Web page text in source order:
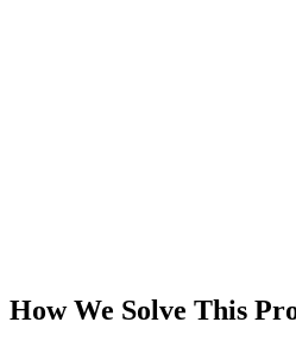
How We Solve This